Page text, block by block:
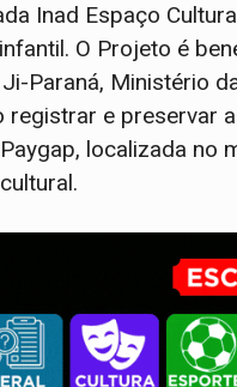
Inad Espaço
O Projeto é
Paraná, Ministério
e preservar
localizada no